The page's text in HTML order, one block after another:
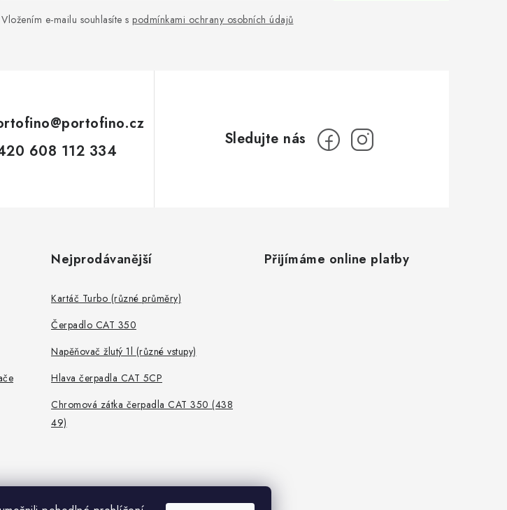
Vložením e-mailu souhlasíte s podmínkami ochrany osobních údajů
@portofino.cz
608 112 334
Nejprodávanější
Kartáč Turbo (různé průměry)
Čerpadlo CAT 350
Napěňovač žlutý 1l (různé vstupy)
Hlava čerpadla CAT 5CP
Chromová zátka čerpadla CAT 350 (438
49)
Přijímáme online platby